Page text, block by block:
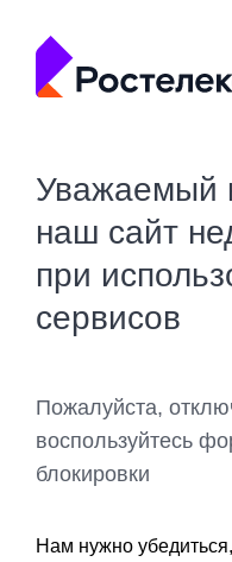
Уважаемый
наш сайт
при
сервисов
Пожалуйста,
воспользуйтесь
блокировки
Нам нужно